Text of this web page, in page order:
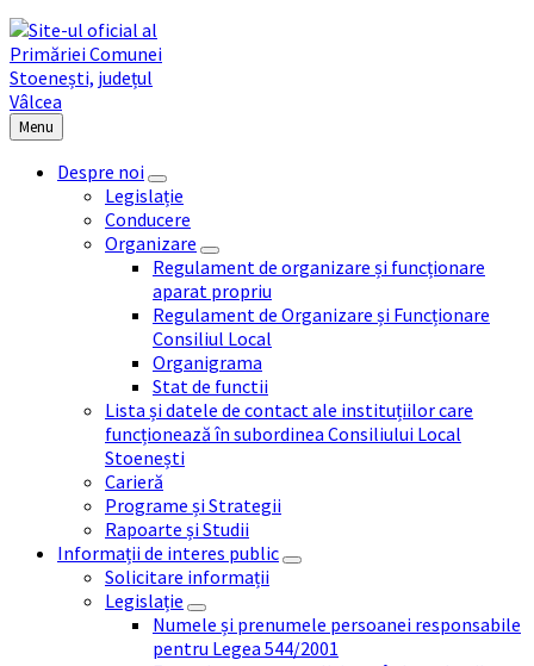
Menu
Despre noi
Legislație
Conducere
Organizare
Regulament de organizare și funcționare
aparat propriu
Regulament de Organizare și Funcționare
Consiliul Local
Organigrama
Stat de functii
Lista și datele de contact ale instituțiilor care
funcționează în subordinea Consiliului Local
Stoenești
Carieră
Programe și Strategii
Rapoarte și Studii
Informații de interes public
Solicitare informații
Legislație
Numele și prenumele persoanei responsabile
pentru Legea 544/2001